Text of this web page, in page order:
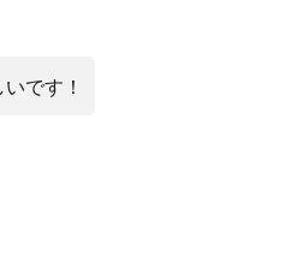
です！